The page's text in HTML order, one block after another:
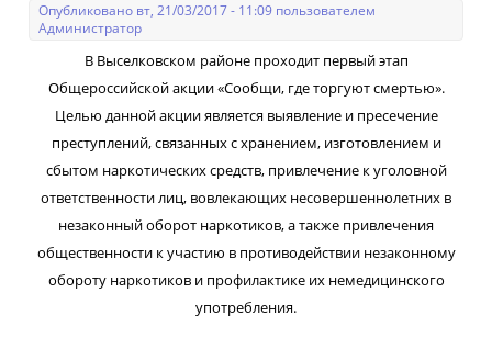
Опубликовано вт, 21/03/2017 - 11:09 пользователем
Администратор
В Выселковском районе проходит первый этап
Общероссийской акции «Сообщи, где торгуют смертью».
Целью данной акции является выявление и пресечение
преступлений, связанных с хранением, изготовлением и
сбытом наркотических средств, привлечение к уголовной
ответственности лиц, вовлекающих несовершеннолетних в
незаконный оборот наркотиков, а также привлечения
общественности к участию в противодействии незаконному
обороту наркотиков и профилактике их немедицинского
употребления.